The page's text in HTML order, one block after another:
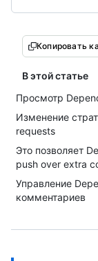
Копировать
В этой статье
Просмотр
Изменение
requests
Это позволяет
push over extra
Управление
комментариев